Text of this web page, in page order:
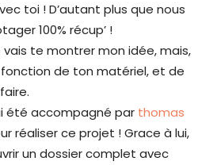
toi ! D’autant plus que nous
100% récup’ !
te montrer mon idée, mais,
fonction de ton matériel, et de
été accompagné par thomas
réaliser ce projet ! Grace à lui,
un dossier complet avec